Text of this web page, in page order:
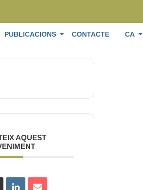
PUBLICACIONS CONTACTE CA
AQUEST